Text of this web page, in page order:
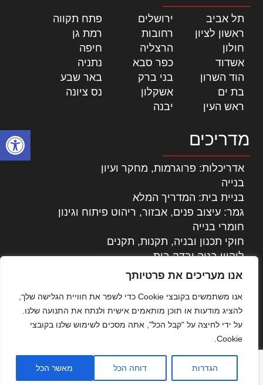
פתח
אנו מעריכים את פרטיותך
אנו משתמשים בקובצי Cookie כדי לשפר את חוויית הגלישה שלך,
להציג מודעות או תוכן מותאמים אישית ולנתח את התנועה שלנו.
על ידי לחיצה על "קבל הכל", אתה מסכים לשימוש שלנו בקובצי
Cookie.
הגדרות דוחה הכל מאשר הכל
תל אביב ירושלים פתח תקווה
ראשון לציון
רחובות רמת גן
חולון
הרצליה חיפה
אשדוד
כפר סבא נתניה
הוד השרון
בני ברק באר שבע
בת ים
אשקלון נס ציונה
ראש העין
יבנה
מדריכים
אדריכלות: פרוגרמות, מחקר ועיון
בנייה
בניית בית: המדריך המלא
גמר: עיצוב פנים, אבזור, ריהוט פיתוח וגינון
חומרי בנייה
חוקי תכנון ובניה, תקנות, תקנים
ליקויי בניה ובדק בית
נדל"ן: זכויות, אגרות ועסקאות
עקרונות ניהול אחזקה מתקדמות
צילום אדריכלי
שיווק נדלן
שיטות בניה: מפרטים והמלצות
תוכן שיווקי
כל הזכויות שמורות © אדריכלות ובניה בישראל